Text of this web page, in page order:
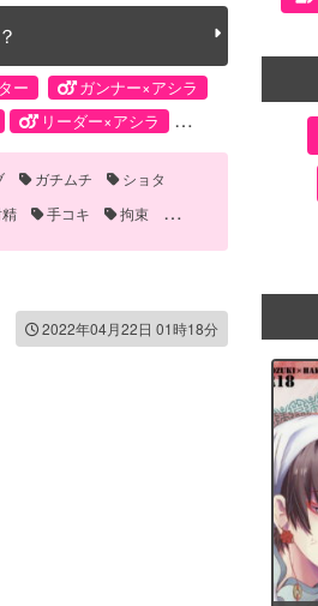
ー
ガンナー×アシラ
リーダー×アシラ
アシラ
ガンナー
ス リーダー
ガチムチ
ショタ
手コキ
拘束
2022年04月22日 01時18分